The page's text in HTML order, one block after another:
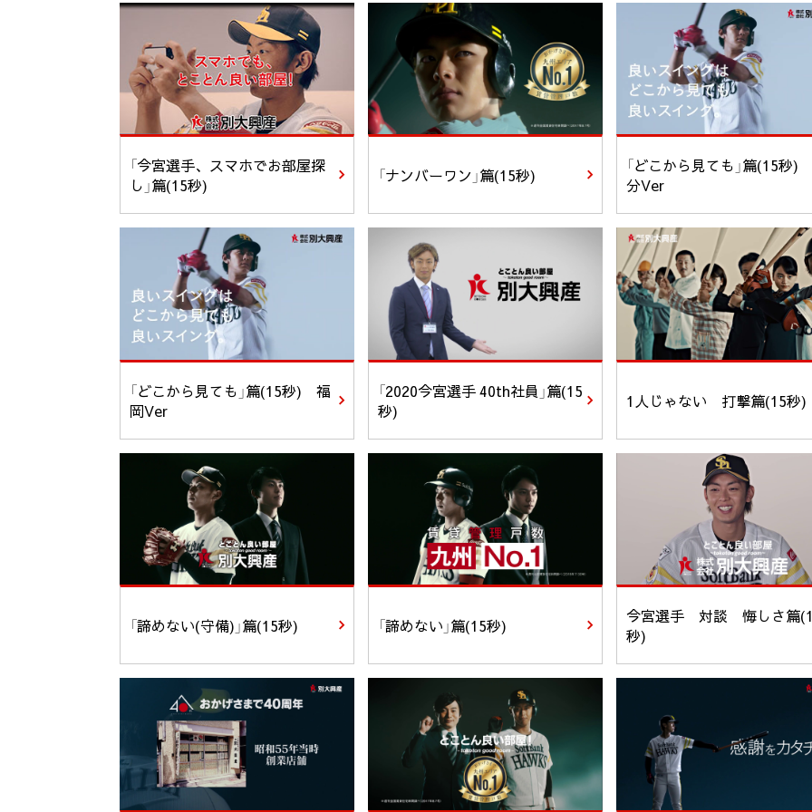
「今宮選手、スマホでお部屋探
し」篇(15秒)
「ナンバーワン」篇(15秒)
「どこから見ても」篇(15秒
分Ver
「どこから見ても」篇(15秒) 福
岡Ver
「2020今宮選手 40th社員」篇(15
秒)
1人じゃない 打撃篇(15秒)
「諦めない(守備)」篇(15秒) 「諦めない」篇(15秒)
今宮選手 対談 悔しさ篇
秒)